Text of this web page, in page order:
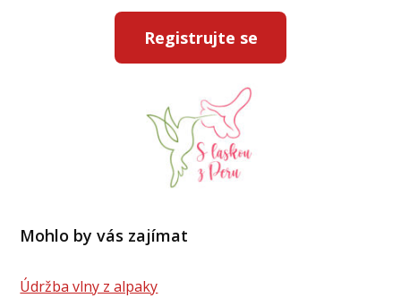
Registrujte se
Mohlo by vás zajímat
Údržba vlny z alpaky